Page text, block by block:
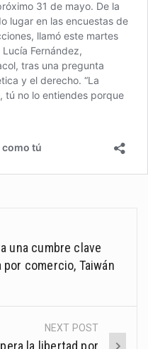
una cumbre clave
comercio, Taiwán
NEXT POST
la libertad por